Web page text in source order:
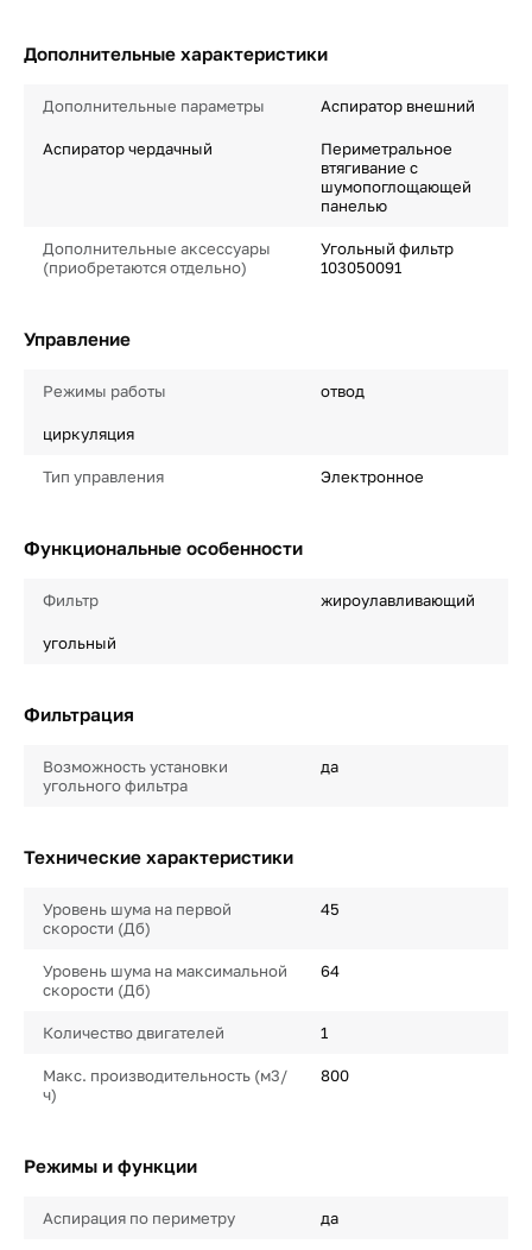
Дополнительные характеристики
Дополнительные параметры Аспиратор внешний
Аспиратор чердачный
Периметральное
втягивание с
шумопоглощающей
панелью
Дополнительные аксессуары
(приобретаются отдельно)
Угольный фильтр
103050091
Управление
Режимы работы отвод
циркуляция
Тип управления Электронное
Функциональные особенности
Фильтр жироулавливающий
угольный
Фильтрация
Возможность установки
угольного фильтра
да
Технические характеристики
Уровень шума на первой
скорости (Дб)
45
Уровень шума на максимальной
скорости (Дб)
64
Количество двигателей 1
Макс. производительность (м3/
ч)
800
Режимы и функции
Аспирация по периметру да